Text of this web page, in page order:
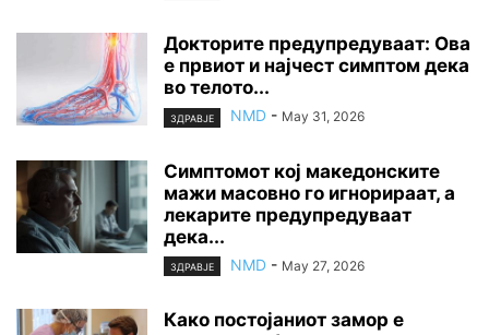
Докторите предупредуваат: Ова
е првиот и најчест симптом дека
во телото...
ЗДРАВЈЕ NMD - May 31, 2026
Симптомот кој македонските
мажи масовно го игнорираат, а
лекарите предупредуваат
дека...
ЗДРАВЈЕ NMD - May 27, 2026
Како постојаниот замор е